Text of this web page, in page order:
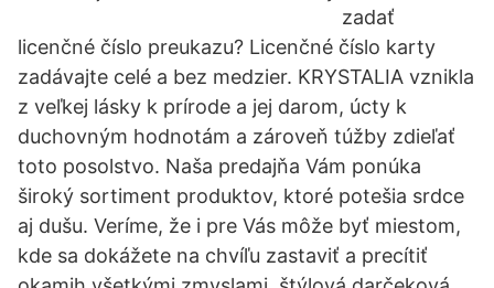
zadať
licenčné číslo preukazu? Licenčné číslo karty
zadávajte celé a bez medzier. KRYSTALIA vznikla
z veľkej lásky k prírode a jej darom, úcty k
duchovným hodnotám a zároveň túžby zdieľať
toto posolstvo. Naša predajňa Vám ponúka
široký sortiment produktov, ktoré potešia srdce
aj dušu. Veríme, že i pre Vás môže byť miestom,
kde sa dokážete na chvíľu zastaviť a precítiť